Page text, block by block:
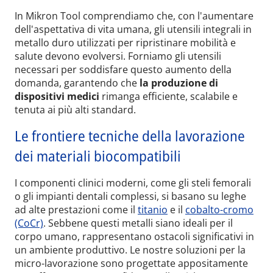
In Mikron Tool comprendiamo che, con l'aumentare
dell'aspettativa di vita umana, gli utensili integrali in
metallo duro utilizzati per ripristinare mobilità e
salute devono evolversi. Forniamo gli utensili
necessari per soddisfare questo aumento della
domanda, garantendo che la produzione di
dispositivi medici rimanga efficiente, scalabile e
tenuta ai più alti standard.
Le frontiere tecniche della lavorazione
dei materiali biocompatibili
I componenti clinici moderni, come gli steli femorali
o gli impianti dentali complessi, si basano su leghe
ad alte prestazioni come il titanio e il cobalto-cromo
(CoCr). Sebbene questi metalli siano ideali per il
corpo umano, rappresentano ostacoli significativi in
un ambiente produttivo. Le nostre soluzioni per la
micro-lavorazione sono progettate appositamente